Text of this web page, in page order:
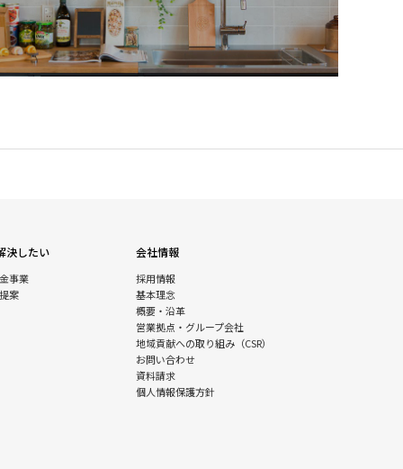
決したい
事業
案
会社情報
採用情報
基本理念
概要・沿革
営業拠点・グループ会社
地域貢献への取り組み（CSR）
お問い合わせ
資料請求
個人情報保護方針